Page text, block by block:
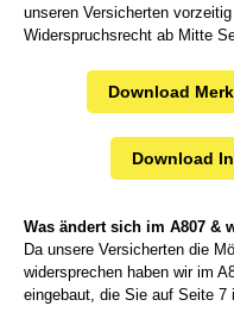
unseren Versicherten
Widerspruchsrecht ab Mitte
Download
Download
Was ändert sich im A807 &
Da unsere Versicherten die
widersprechen haben wir im
eingebaut, die Sie auf Seite 7